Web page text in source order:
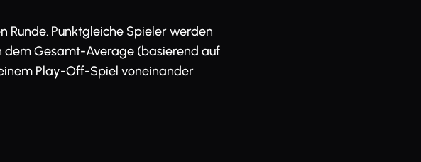
Runde. Punktgleiche Spieler werden
dem Gesamt-Average (basierend auf
Play-Off-Spiel voneinander